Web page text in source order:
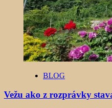
BLOG
Vežu ako z rozprávky